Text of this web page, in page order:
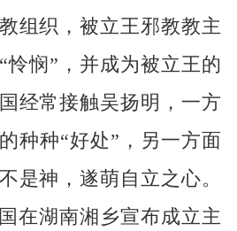
组织，被立王邪教教主
怜悯”，并成为被立王的
经常接触吴扬明，一方
种种“好处”，另一方面
是神，遂萌自立之心。
在湖南湘乡宣布成立主